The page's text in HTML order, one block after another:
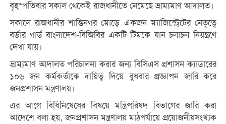
বৃহস্পতিবার সকাল থেকেই রাজধানীতে নেমেছে ভ্রাম্যমাণ আদালত।
সকালে রাজধানীর শান্তিনগর মোড়ে একজন ম্যাজিস্ট্রেটের নেতৃত্বে
বর্ডার গার্ড বাংলাদেশ-বিজিবির একটি টিমকে যান চলাচল নিয়ন্ত্রণে
দেখা যায়।
ভ্রাম্যমাণ আদালত পরিচালনা করার জন্য বিসিএস প্রশাসন ক্যাডারের
১০৬ জন কর্মকর্তাকে দায়িত্ব দিয়ে বুধবার প্রজ্ঞাপন জারি করে
জনপ্রশাসন মন্ত্রণালয়।
এর আগে বিধিনিষেধের বিষয়ে মন্ত্রিপরিষদ বিভাগের জারি করা
আদেশে বলা হয়, জনপ্রশাসন মন্ত্রণালয় মাঠপর্যায়ে প্রয়োজনীয়সংখ্যক